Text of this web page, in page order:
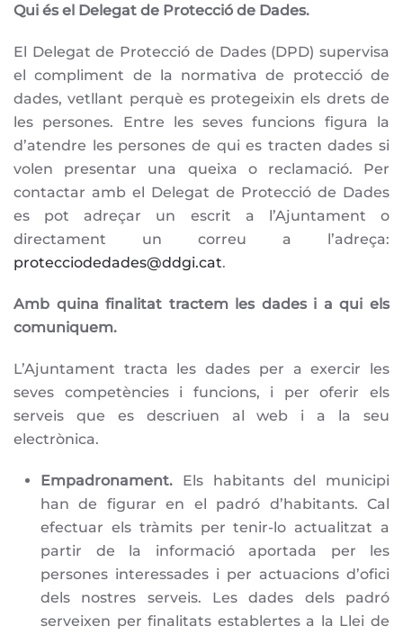
Qui és el Delegat de Protecció de Dades.
El Delegat de Protecció de Dades (DPD) supervisa
el compliment de la normativa de protecció de
dades, vetllant perquè es protegeixin els drets de
les persones. Entre les seves funcions figura la
d’atendre les persones de qui es tracten dades si
volen presentar una queixa o reclamació. Per
contactar amb el Delegat de Protecció de Dades
es pot adreçar un escrit a l’Ajuntament o
directament un correu a l’adreça:
protecciodedades@ddgi.cat.
Amb quina finalitat tractem les dades i a qui els
comuniquem.
L’Ajuntament tracta les dades per a exercir les
seves competències i funcions, i per oferir els
serveis que es descriuen al web i a la seu
electrònica.
Empadronament. Els habitants del municipi
han de figurar en el padró d’habitants. Cal
efectuar els tràmits per tenir-lo actualitzat a
partir de la informació aportada per les
persones interessades i per actuacions d’ofici
dels nostres serveis. Les dades dels padró
serveixen per finalitats establertes a la Llei de